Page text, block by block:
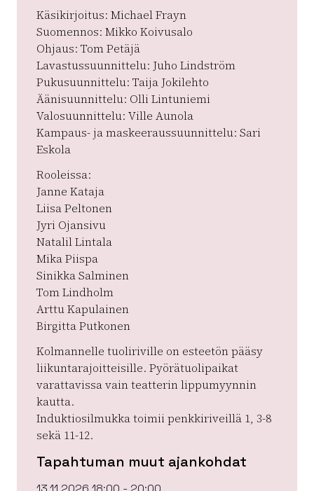
Käsikirjoitus: Michael Frayn
Suomennos: Mikko Koivusalo
Ohjaus: Tom Petäjä
Lavastussuunnittelu: Juho Lindström
Pukusuunnittelu: Taija Jokilehto
Äänisuunnittelu: Olli Lintuniemi
Valosuunnittelu: Ville Aunola
Kampaus- ja maskeeraussuunnittelu: Sari
Eskola
Rooleissa:
Janne Kataja
Liisa Peltonen
Jyri Ojansivu
Natalil Lintala
Mika Piispa
Sinikka Salminen
Tom Lindholm
Arttu Kapulainen
Birgitta Putkonen
Kolmannelle tuoliriville on esteetön pääsy
liikuntarajoitteisille. Pyörätuolipaikat
varattavissa vain teatterin lippumyynnin
kautta.
Induktiosilmukka toimii penkkiriveillä 1, 3-8
sekä 11-12.
Tapahtuman muut ajankohdat